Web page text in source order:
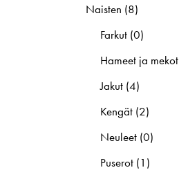
Naisten (8)
Farkut (0)
Hameet ja mekot
Jakut (4)
Kengät (2)
Neuleet (0)
Puserot (1)